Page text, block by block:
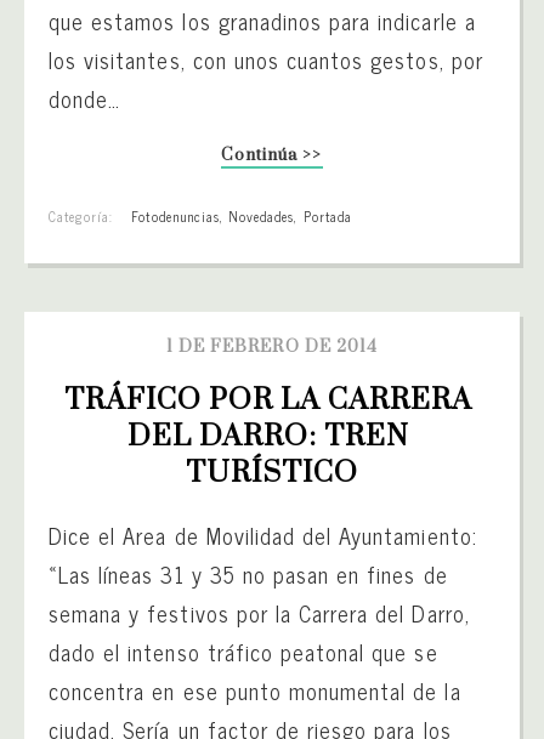
que estamos los granadinos para indicarle a
los visitantes, con unos cuantos gestos, por
donde…
Continúa >>
Categoría: Fotodenuncias, Novedades, Portada
1 DE FEBRERO DE 2014
TRÁFICO POR LA CARRERA
DEL DARRO: TREN
TURÍSTICO
Dice el Area de Movilidad del Ayuntamiento:
«Las líneas 31 y 35 no pasan en fines de
semana y festivos por la Carrera del Darro,
dado el intenso tráfico peatonal que se
concentra en ese punto monumental de la
ciudad. Sería un factor de riesgo para los